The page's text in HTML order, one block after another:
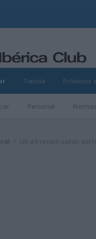
Personal
Tienda Próximos